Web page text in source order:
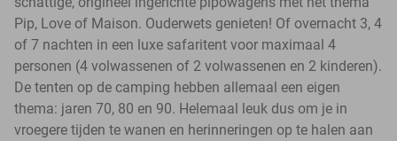
Pip, Love of Maison. Ouderwets genieten! Of overnacht 3, 4
of 7 nachten in een luxe safaritent voor maximaal 4
personen (4 volwassenen of 2 volwassenen en 2 kinderen).
De tenten op de camping hebben allemaal een eigen
thema: jaren 70, 80 en 90. Helemaal leuk dus om je in
vroegere tijden te wanen en herinneringen op te halen aan